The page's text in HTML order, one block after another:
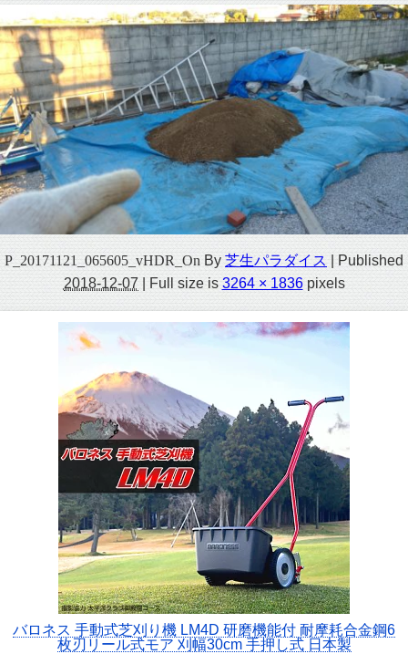
P_20171121_065605_vHDR_On By 芝生パラダイス
Published
2018-12-07
Full size is 3264 × 1836pixels
バロネス 手動式芝刈り機 LM4D 研磨機能付 耐摩耗合金鋼6
枚刃リール式モア 刈幅30cm 手押し式 日本製